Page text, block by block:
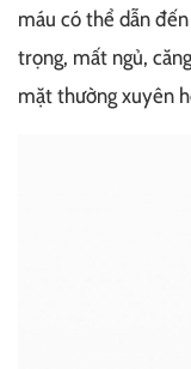
máu có thể dẫn
trọng, mất ngủ,
mặt thường xuyên